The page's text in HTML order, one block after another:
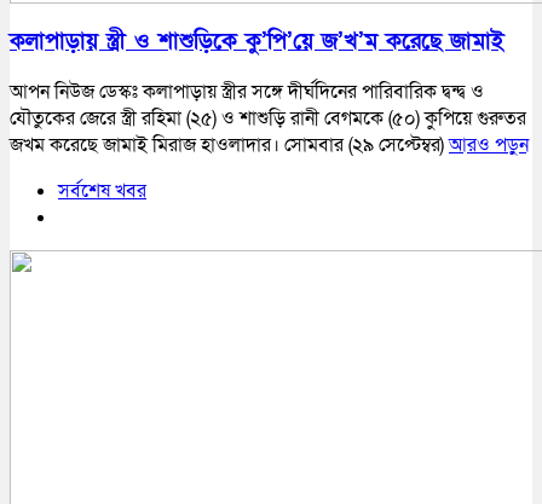
কলাপাড়ায় স্ত্রী ও শাশুড়িকে কু’পি’য়ে জ’খ’ম করেছে জামাই
আপন নিউজ ডেস্কঃ কলাপাড়ায় স্ত্রীর সঙ্গে দীর্ঘদিনের পারিবারিক দ্বন্দ্ব ও
যৌতুকের জেরে স্ত্রী রহিমা (২৫) ও শাশুড়ি রানী বেগমকে (৫০) কুপিয়ে গুরুতর
জখম করেছে জামাই মিরাজ হাওলাদার। সোমবার (২৯ সেপ্টেম্বর)আরও পড়ুন
সর্বশেষ খবর